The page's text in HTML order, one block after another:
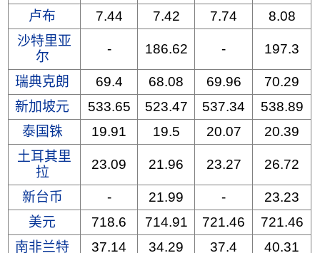
卢布 7.44 7.42 7.74
8.08
沙特里亚
尔
- 186.62 - 197.3
瑞典克朗 69.4 68.08 69.96
70.29
新加坡元
533.65 523.47 537.34
538.89
泰国铢
19.91 19.5 20.07
20.39
土耳其里
拉
23.09 21.96 23.27 26.72
新台币 - 21.99 -
23.23
美元
718.6 714.91 721.46
721.46
南非兰特
37.14 34.29 37.4
40.31